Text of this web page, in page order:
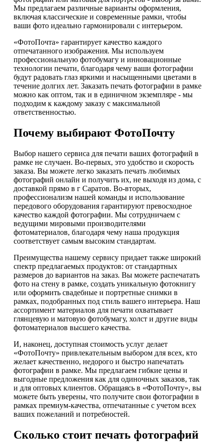
Мы предлагаем различные варианты оформления,
включая классические и современные рамки, чтобы
ваши фото идеально гармонировали с интерьером.
«ФотоПочта» гарантирует качество каждого
отпечатанного изображения. Мы используем
профессиональную фотобумагу и инновационные
технологии печати, благодаря чему ваши фотографии
будут радовать глаз яркими и насыщенными цветами в
течение долгих лет. Заказать печать фотографии в рамке
можно как оптом, так и в единичном экземпляре - мы
подходим к каждому заказу с максимальной
ответственностью.
Почему выбирают ФотоПочту
Выбор нашего сервиса для печати ваших фотографий в
рамке не случаен. Во-первых, это удобство и скорость
заказа. Вы можете легко заказать печать любимых
фотографий онлайн и получить их, не выходя из дома, с
доставкой прямо в г Саратов. Во-вторых,
профессионализм нашей команды и использование
передового оборудования гарантируют превосходное
качество каждой фотографии. Мы сотрудничаем с
ведущими мировыми производителями
фотоматериалов, благодаря чему наша продукция
соответствует самым высоким стандартам.
Преимущества нашему сервису придает также широкий
спектр предлагаемых продуктов: от стандартных
размеров до вариантов на заказ. Вы можете распечатать
фото на стену в рамке, создать уникальную фотокнигу
или оформить свадебные и портретные снимки в
рамках, подобранных под стиль вашего интерьера. Наш
ассортимент материалов для печати охватывает
глянцевую и матовую фотобумагу, холст и другие виды
фотоматериалов высшего качества.
И, наконец, доступная стоимость услуг делает
«ФотоПочту» привлекательным выбором для всех, кто
желает качественно, недорого и быстро напечатать
фотографии в рамке. Мы предлагаем гибкие цены и
выгодные предложения как для одиночных заказов, так
и для оптовых клиентов. Обращаясь в «ФотоПочту», вы
можете быть уверены, что получите свои фотографии в
рамках премиум-качества, отпечатанные с учетом всех
ваших пожеланий и потребностей.
Сколько стоит печать фотографий